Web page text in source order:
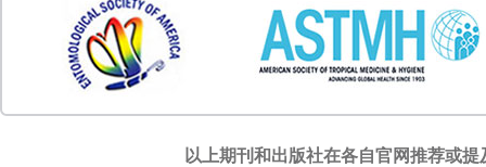
以上期刊和出版社在各自官网推荐或